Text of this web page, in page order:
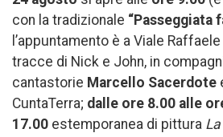
con la tradizionale “Passeggiata
l’appuntamento è a Viale
tracce di Nick e John, in
cantastorie Marcello Sacerdote
CuntaTerra; dalle ore 8.00 alle
17.00 estemporanea di pittura